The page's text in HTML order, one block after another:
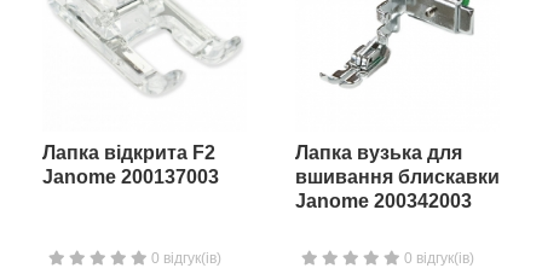
Лапка відкрита F2
Janome 200137003
0 відгук(ів)
Лапка вузька для
вшивання блискавки
Janome 200342003
0 відгук(ів)